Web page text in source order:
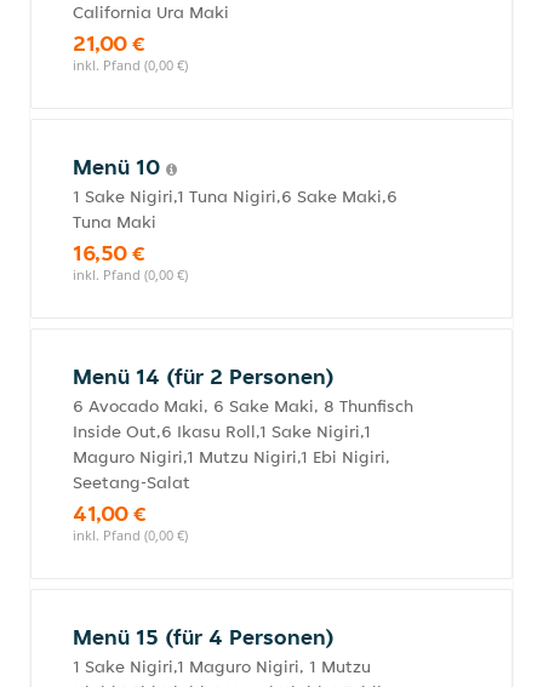
California Ura Maki
21,00 €
inkl. Pfand (0,00 €)
Menü 10
1 Sake Nigiri,1 Tuna Nigiri,6 Sake Maki,6
Tuna Maki
16,50 €
inkl. Pfand (0,00 €)
Menü 14 (für 2 Personen)
6 Avocado Maki, 6 Sake Maki, 8 Thunfisch
Inside Out,6 Ikasu Roll,1 Sake Nigiri,1
Maguro Nigiri,1 Mutzu Nigiri,1 Ebi Nigiri,
Seetang-Salat
41,00 €
inkl. Pfand (0,00 €)
Menü 15 (für 4 Personen)
1 Sake Nigiri,1 Maguro Nigiri, 1 Mutzu